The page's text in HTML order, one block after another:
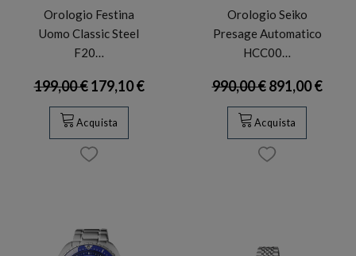
Orologio Festina
Uomo Classic Steel
F20…
199,00 €179,10 €
Acquista
Orologio Seiko
Presage Automatico
HCC00…
990,00 €891,00 €
Acquista